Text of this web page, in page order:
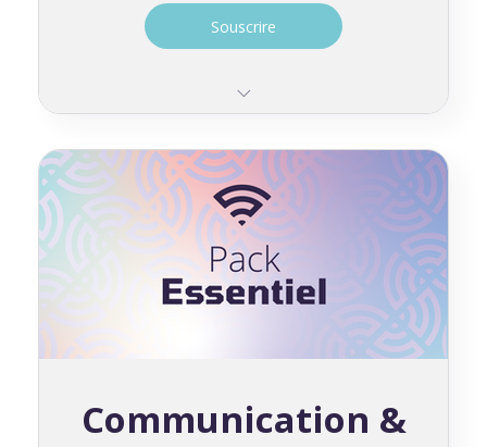
Souscrire
1 campagne de collecte
1 automatisation
Communication &